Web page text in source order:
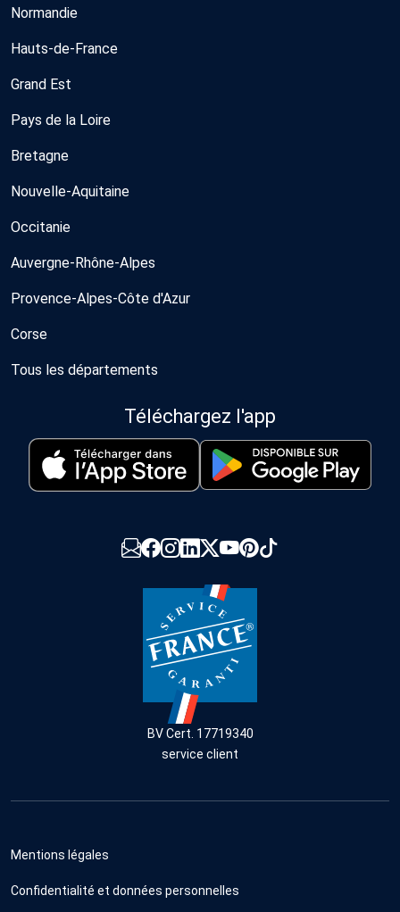
Normandie
Hauts-de-France
Grand Est
Pays de la Loire
Bretagne
Nouvelle-Aquitaine
Occitanie
Auvergne-Rhône-Alpes
Provence-Alpes-Côte d'Azur
Corse
Tous les départements
Téléchargez l'app
BV Cert. 17719340
service client
Mentions légales
Confidentialité et données personnelles